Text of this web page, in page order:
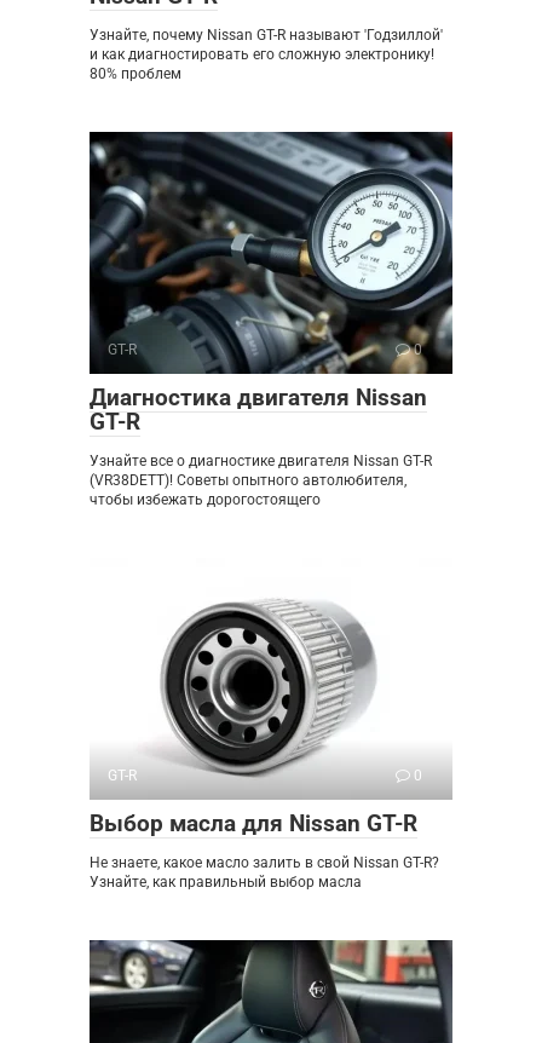
Узнайте, почему Nissan GT-R называют 'Годзиллой'
и как диагностировать его сложную электронику!
80% проблем
GT-R 0
Диагностика двигателя Nissan
GT-R
Узнайте все о диагностике двигателя Nissan GT-R
(VR38DETT)! Советы опытного автолюбителя,
чтобы избежать дорогостоящего
GT-R 0
Выбор масла для Nissan GT-R
Не знаете, какое масло залить в свой Nissan GT-R?
Узнайте, как правильный выбор масла